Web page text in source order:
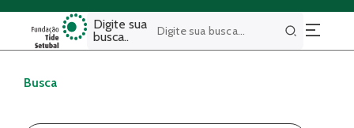
Digite sua
busca..
Buscar
Busca